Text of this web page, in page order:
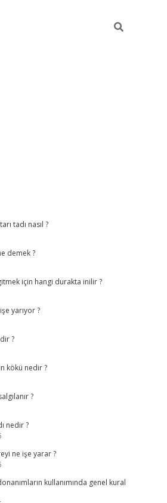
tadı nasıl ?
demek ?
için hangi durakta inilir ?
yarıyor ?
?
kökü nedir ?
?
nedir ?
ne işe yarar ?
kullanımında genel kural